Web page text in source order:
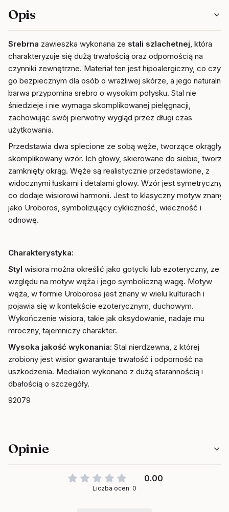
Opis
Srebrna zawieszka wykonana ze stali szlachetnej, która
charakteryzuje się dużą trwałością oraz odpornością na
czynniki zewnętrzne. Materiał ten jest hipoalergiczny, co czyni
go bezpiecznym dla osób o wrażliwej skórze, a jego naturalna
barwa przypomina srebro o wysokim połysku. Stal nie
śniedzieje i nie wymaga skomplikowanej pielęgnacji,
zachowując swój pierwotny wygląd przez długi czas
użytkowania.
Przedstawia dwa splecione ze sobą węże, tworzące okrągły,
skomplikowany wzór. Ich głowy, skierowane do siebie, tworzą
zamknięty okrąg. Węże są realistycznie przedstawione, z
widocznymi łuskami i detalami głowy. Wzór jest symetryczny,
co dodaje wisiorowi harmonii. Jest to klasyczny motyw znany
jako Uroboros, symbolizujący cykliczność, wieczność i
odnowę.
Charakterystyka:
Styl wisiora można określić jako gotycki lub ezoteryczny, ze
względu na motyw węża i jego symboliczną wagę. Motyw
węża, w formie Uroborosa jest znany w wielu kulturach i
pojawia się w kontekście ezoterycznym, duchowym.
Wykończenie wisiora, takie jak oksydowanie, nadaje mu
mroczny, tajemniczy charakter.
Wysoka jakość wykonania: Stal nierdzewna, z której
zrobiony jest wisior gwarantuje trwałość i odporność na
uszkodzenia. Medialion wykonano z dużą starannością i
dbałością o szczegóły.
92079
Opinie
0.00
Liczba ocen: 0